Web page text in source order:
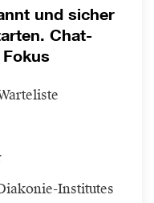
und sicher
Chat-
Institutes